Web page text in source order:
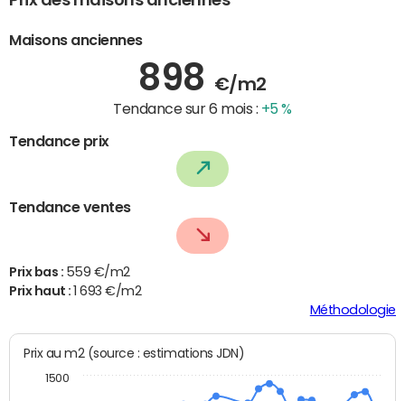
Maisons anciennes
898 €/m2
Tendance sur 6 mois : +5 %
Tendance prix
Tendance ventes
Prix bas : 559 €/m2
Prix haut :
1 693 €/m2
Méthodologie
Prix au m2 (source : estimations JDN)
1500